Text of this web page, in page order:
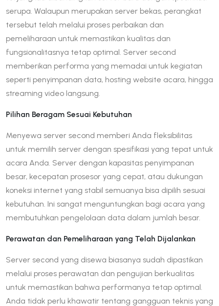
serupa. Walaupun merupakan server bekas, perangkat
tersebut telah melalui proses perbaikan dan
pemeliharaan untuk memastikan kualitas dan
fungsionalitasnya tetap optimal. Server second
memberikan performa yang memadai untuk kegiatan
seperti penyimpanan data, hosting website acara, hingga
streaming video langsung.
Pilihan Beragam Sesuai Kebutuhan
Menyewa server second memberi Anda fleksibilitas
untuk memilih server dengan spesifikasi yang tepat untuk
acara Anda. Server dengan kapasitas penyimpanan
besar, kecepatan prosesor yang cepat, atau dukungan
koneksi internet yang stabil semuanya bisa dipilih sesuai
kebutuhan. Ini sangat menguntungkan bagi acara yang
membutuhkan pengelolaan data dalam jumlah besar.
Perawatan dan Pemeliharaan yang Telah Dijalankan
Server second yang disewa biasanya sudah dipastikan
melalui proses perawatan dan pengujian berkualitas
untuk memastikan bahwa performanya tetap optimal.
Anda tidak perlu khawatir tentang gangguan teknis yang